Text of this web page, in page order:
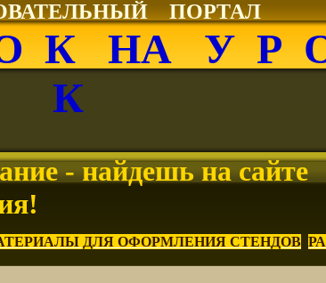
ПОРТАЛ
К НА У Р
К
- найдешь на сайте
ДЛЯ ОФОРМЛЕНИЯ СТЕНДОВ